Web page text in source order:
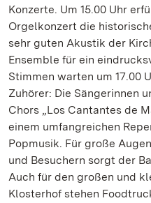
Konzerte. Um 15.00 Uhr
Orgelkonzert die
sehr guten Akustik der
Ensemble für ein
Stimmen warten um 17.00
Zuhörer: Die Sängerinnen
Chors „Los Cantantes de
einem umfangreichen
Popmusik. Für große
und Besuchern sorgt der
Auch für den großen und
Klosterhof stehen